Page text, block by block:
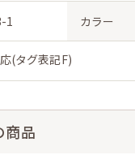
1 カラー
(タグ表記F)
商品